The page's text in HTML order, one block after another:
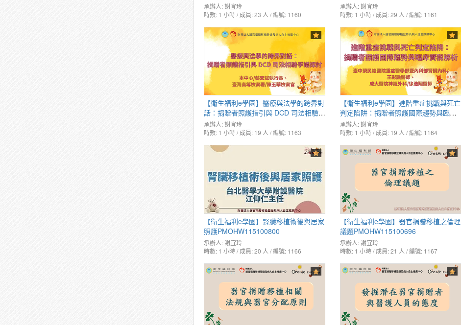
承辦人:謝宜玲
時數: 1 小時 / 成員: 23 人 / 編號: 1160
承辦人:謝宜玲
時數: 1 小時 / 成員: 29 人 / 編號: 1161
【衛生福利e學園】醫療與法學的跨界對
話：捐贈者照護指引與 DCD 司法相驗爭
議探討PMOHW115100906
承辦人:謝宜玲
時數: 1 小時 / 成員: 19 人 / 編號: 1163
【衛生福利e學園】進階重症挑戰與死亡
判定陷阱：捐贈者照護國際趨勢與臨床
實務解PMOHW115100907
承辦人:謝宜玲
時數: 1 小時 / 成員: 19 人 / 編號: 1164
【衛生福利e學園】腎臟移植術後與居家
照護PMOHW115100800
承辦人:謝宜玲
時數: 1 小時 / 成員: 20 人 / 編號: 1166
【衛生福利e學園】器官捐贈移植之倫理
議題PMOHW115100696
承辦人:謝宜玲
時數: 1 小時 / 成員: 21 人 / 編號: 1167